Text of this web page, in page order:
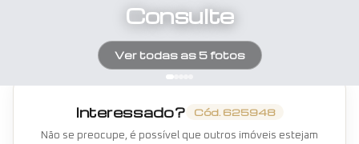
Consulte
Ver todas as 5fotos
Interessado? Cód. 625948
Não se preocupe, é possível que outros imóveis estejam